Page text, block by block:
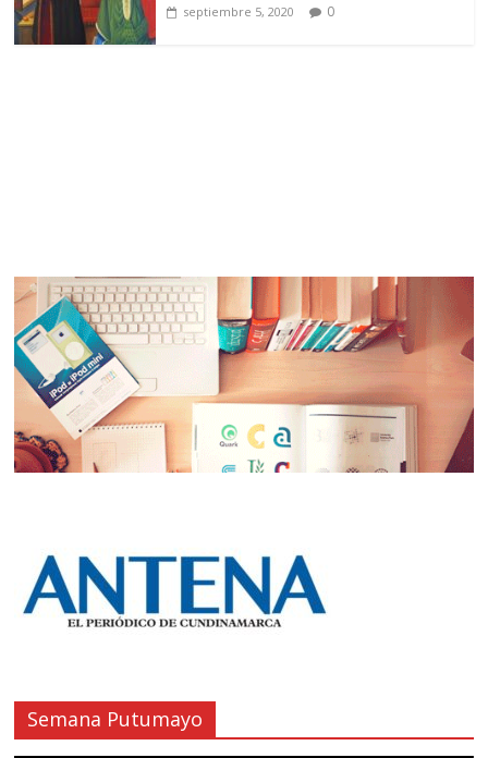
septiembre 5, 2020 0
Semana Putumayo